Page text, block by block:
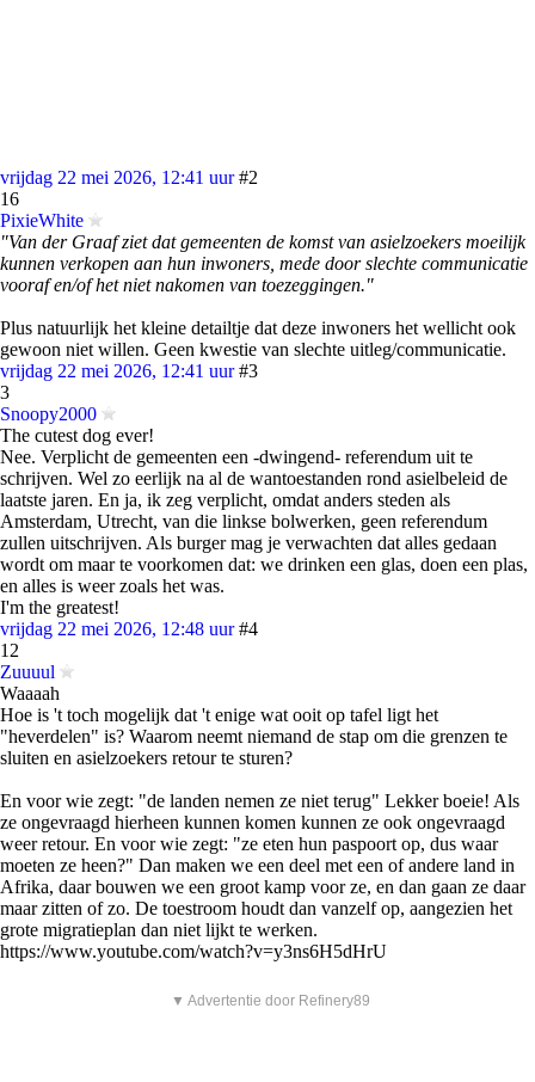
vrijdag 22 mei 2026, 12:41 uur #2
16
PixieWhite
"Van der Graaf ziet dat gemeenten de komst van asielzoekers moeilijk
kunnen verkopen aan hun inwoners, mede door slechte communicatie
vooraf en/of het niet nakomen van toezeggingen."
Plus natuurlijk het kleine detailtje dat deze inwoners het wellicht ook
gewoon niet willen. Geen kwestie van slechte uitleg/communicatie.
vrijdag 22 mei 2026, 12:41 uur #3
3
Snoopy2000
The cutest dog ever!
Nee. Verplicht de gemeenten een -dwingend- referendum uit te
schrijven. Wel zo eerlijk na al de wantoestanden rond asielbeleid de
laatste jaren. En ja, ik zeg verplicht, omdat anders steden als
Amsterdam, Utrecht, van die linkse bolwerken, geen referendum
zullen uitschrijven. Als burger mag je verwachten dat alles gedaan
wordt om maar te voorkomen dat: we drinken een glas, doen een plas,
en alles is weer zoals het was.
I'm the greatest!
vrijdag 22 mei 2026, 12:48 uur #4
12
Zuuuul
Waaaah
Hoe is 't toch mogelijk dat 't enige wat ooit op tafel ligt het
"heverdelen" is? Waarom neemt niemand de stap om die grenzen te
sluiten en asielzoekers retour te sturen?
En voor wie zegt: "de landen nemen ze niet terug" Lekker boeie! Als
ze ongevraagd hierheen kunnen komen kunnen ze ook ongevraagd
weer retour. En voor wie zegt: "ze eten hun paspoort op, dus waar
moeten ze heen?" Dan maken we een deel met een of andere land in
Afrika, daar bouwen we een groot kamp voor ze, en dan gaan ze daar
maar zitten of zo. De toestroom houdt dan vanzelf op, aangezien het
grote migratieplan dan niet lijkt te werken.
https://www.youtube.com/watch?v=y3ns6H5dHrU
▼ Advertentie door Refinery89